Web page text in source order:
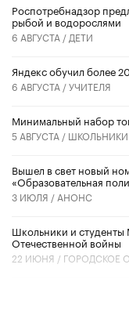
Роспотребнадзор
рыбой и водорослями
6 АВГУСТА / ДЕТИ
​Яндекс обучил более
6 АВГУСТА /УЧИТЕЛЯ
Минимальный набор
5 АВГУСТА / ШКОЛЬНИКИ
Вышел в свет новый
«Образовательная
3 ИЮЛЯ / АНОНС
Школьники и студенты
Отечественной войны
22 ИЮНЯ / ГОРОДСКОЕ